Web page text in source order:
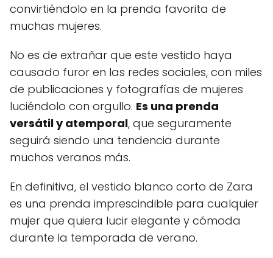
convirtiéndolo en la prenda favorita de
muchas mujeres.
No es de extrañar que este vestido haya
causado furor en las redes sociales, con miles
de publicaciones y fotografías de mujeres
luciéndolo con orgullo. Es una prenda
versátil y atemporal, que seguramente
seguirá siendo una tendencia durante
muchos veranos más.
En definitiva, el vestido blanco corto de Zara
es una prenda imprescindible para cualquier
mujer que quiera lucir elegante y cómoda
durante la temporada de verano.